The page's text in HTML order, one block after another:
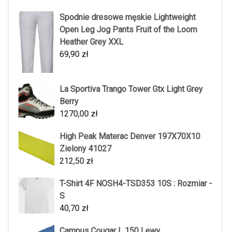
Spodnie dresowe męskie Lightweight
Open Leg Jog Pants Fruit of the Loom
Heather Grey XXL
69,90 zł
La Sportiva Trango Tower Gtx Light Grey
Berry
1270,00 zł
High Peak Materac Denver 197X70X10
Zielony 41027
212,50 zł
T-Shirt 4F NOSH4-TSD353 10S : Rozmiar -
S
40,70 zł